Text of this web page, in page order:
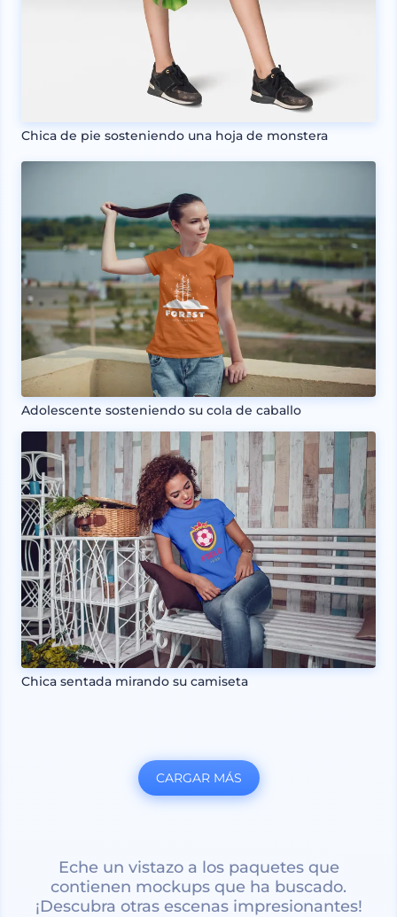
Chica de pie sosteniendo una hoja de monstera
Adolescente sosteniendo su cola de caballo
Chica sentada mirando su camiseta
CARGAR MÁS
Eche un vistazo a los paquetes que
contienen mockups que ha buscado.
¡Descubra otras escenas impresionantes!